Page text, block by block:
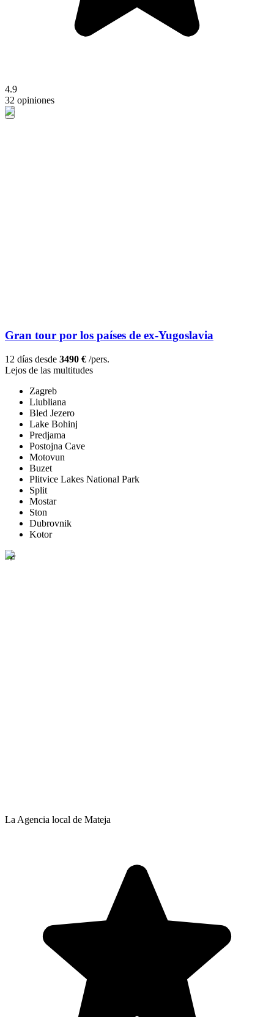
4.9
32 opiniones
Gran tour por los países de ex-Yugoslavia
12 días desde 3490 € /pers.
Lejos de las multitudes
Zagreb
Liubliana
Bled Jezero
Lake Bohinj
Predjama
Postojna Cave
Motovun
Buzet
Plitvice Lakes National Park
Split
Mostar
Ston
Dubrovnik
Kotor
La Agencia local de Mateja